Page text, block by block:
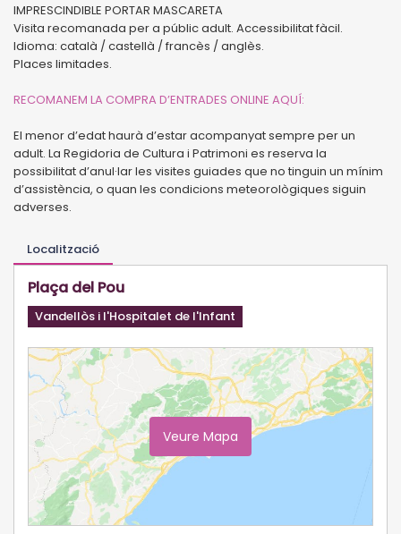
IMPRESCINDIBLE PORTAR MASCARETA
Visita recomanada per a públic adult. Accessibilitat fàcil.
Idioma: català / castellà / francès / anglès.
Places limitades.
RECOMANEM LA COMPRA D’ENTRADES ONLINE AQUÍ:
El menor d’edat haurà d’estar acompanyat sempre per un
adult. La Regidoria de Cultura i Patrimoni es reserva la
possibilitat d’anul·lar les visites guiades que no tinguin un mínim
d’assistència, o quan les condicions meteorològiques siguin
adverses.
Localització
Plaça del Pou
Vandellòs i l'Hospitalet de l'Infant
Veure Mapa